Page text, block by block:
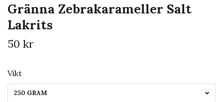
Gränna Zebrakarameller Salt
Lakrits
50 kr
Vikt
250 GRAM